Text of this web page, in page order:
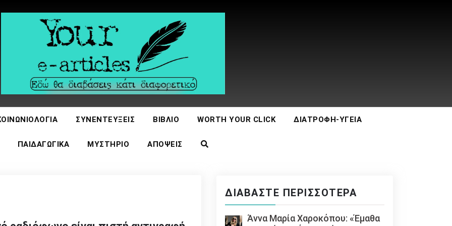
ΣΥΝΕΝΤΕΎΞΕΙΣ ΒΙΒΛΊΟ WORTH YOUR CLICK ΔΙΑΤΡΟΦΉ-ΥΓΕΊΑ
ΠΑΙΔΑΓΩΓΙΚΆ ΜΥΣΤΉΡΙΟ ΑΠΌΨΕΙΣ
ΔΙΑΒΆΣΤΕ ΠΕΡΙΣΣΌΤΕΡΑ
Άννα Μαρία Χαροκόπου: «Έμαθα